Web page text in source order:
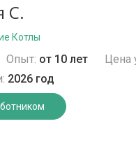
С.
Котлы
Опыт: от 10 лет Цена
2026 год